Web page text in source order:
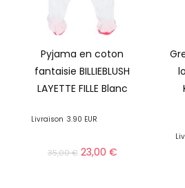
Pyjama en coton
fantaisie BILLIEBLUSH
LAYETTE FILLE Blanc
Livraison 3.90 EUR
35,00€ 23,00 €